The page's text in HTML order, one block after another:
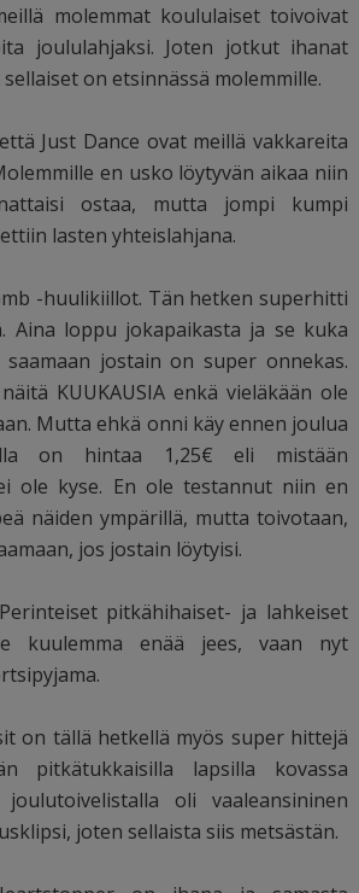
molemmat koululaiset toivoivat
joululahjaksi. Joten jotkut ihanat
on etsinnässä molemmille.
Just Dance ovat meillä vakkareita
en usko löytyvän aikaa niin
ostaa, mutta jompi kumpi
lasten yhteislahjana.
-huulikiillot. Tän hetken superhitti
Aina loppu jokapaikasta ja se kuka
jostain on super onnekas.
KUUKAUSIA enkä vieläkään ole
Mutta ehkä onni käy ennen joulua
on hintaa 1,25€ eli mistään
ole kyse. En ole testannut niin en
näiden ympärillä, mutta toivotaan,
jos jostain löytyisi.
pitkähihaiset- ja lahkeiset
kuulemma enää jees, vaan nyt
on tällä hetkellä myös super hittejä
pitkätukkaisilla lapsilla kovassa
oli vaaleansininen
joten sellaista siis metsästän.